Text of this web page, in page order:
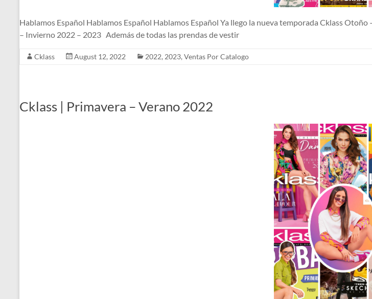
Hablamos Español Hablamos Español Hablamos Español Ya llego la nueva temporada Cklass
– Invierno 2022 – 2023 Además de todas las prendas de vestir
Cklass August 12, 2022 2022, 2023, Ventas Por Catalogo
Cklass | Primavera – Verano 2022